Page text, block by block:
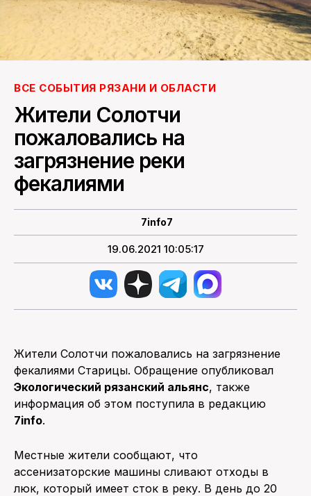
ВСЕ СОБЫТИЯ РЯЗАНИ И ОБЛАСТИ
Жители Солотчи
пожаловались на
загрязнение реки
фекалиями
7info7
19.06.2021 10:05:17
Жители Солотчи пожаловались на загрязнение
фекалиями Старицы. Обращение опубликовал
Экологический рязанский альянс, также
информация об этом поступила в редакцию
7info.
Местные жители сообщают, что
ассенизаторские машины сливают отходы в
люк, который имеет сток в реку. В день до 20